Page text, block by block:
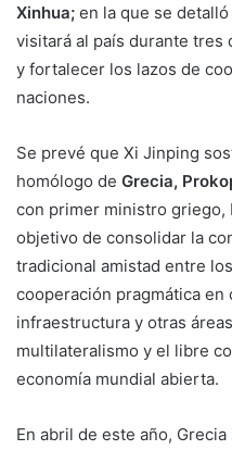
Xinhua; en la que se
visitará al país durante tres
y fortalecer los lazos de
naciones.
Se prevé que Xi Jinping
homólogo de Grecia,
con primer ministro griego,
objetivo de consolidar la
tradicional amistad entre
cooperación pragmática
infraestructura y otras
multilateralismo y el libre
economía mundial abierta.
En abril de este año,